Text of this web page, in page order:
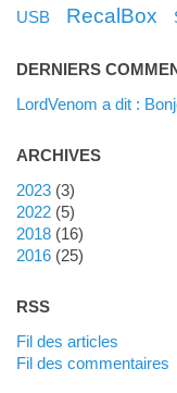
USB
RecalBox
DERNIERS
LordVenom a dit :
ARCHIVES
2023(3)
2022(5)
2018(16)
2016(25)
RSS
Fil des articles
Fil des commentaires